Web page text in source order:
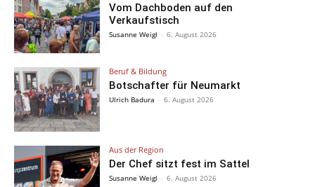
Vom Dachboden auf den
Verkaufstisch
Susanne Weigl - 6. August 2026
Beruf & Bildung
Botschafter für Neumarkt
Ulrich Badura - 6. August 2026
Aus der Region
Der Chef sitzt fest im Sattel
Susanne Weigl - 6. August 2026